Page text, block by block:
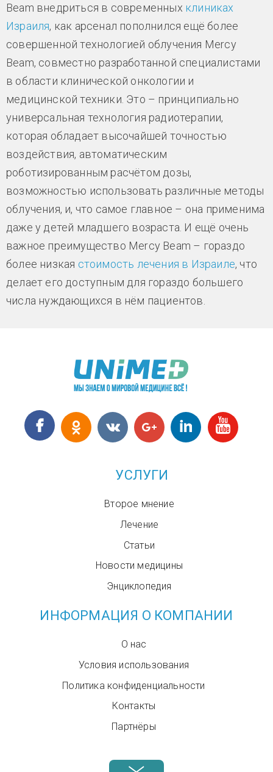
Beam внедриться в современных клиниках
Израиля, как арсенал пополнился ещё более
совершенной технологией облучения Mercy
Beam, совместно разработанной специалистами
в области клинической онкологии и
медицинской техники. Это – принципиально
универсальная технология радиотерапии,
которая обладает высочайшей точностью
воздействия, автоматическим
роботизированным расчётом дозы,
возможностью использовать различные методы
облучения, и, что самое главное – она применима
даже у детей младшего возраста. И ещё очень
важное преимущество Mercy Beam – гораздо
более низкая стоимость лечения в Израиле, что
делает его доступным для гораздо большего
числа нуждающихся в нём пациентов.
УСЛУГИ
Второе мнение
Лечение
Статьи
Новости медицины
Энциклопедия
ИНФОРМАЦИЯ О КОМПАНИИ
О нас
Условия использования
Политика конфиденциальности
Контакты
Партнёры